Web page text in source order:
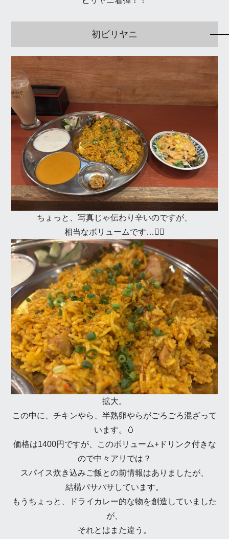
初ビリヤニ
ちょっと、写真じゃ伝わり辛いのですが、
相当なボリュームです…😵‍💫
拡大。
この中に、チキンやら、半熟卵やらがごろごろ混ざって
います。🥚
価格は1400円ですが、このボリューム+ドリンク付きな
ので中々アリでは？
スパイス炊き込みご飯との前情報はありましたが、
結構パサパサしています。
もうちょっと、ドライカレー的な物を創造していました
が、
それとはまた違う。